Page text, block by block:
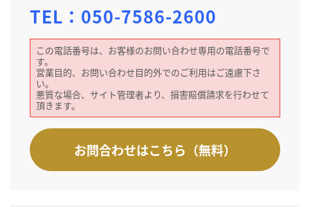
TEL： 050-7586-2600
この電話番号は、お客様のお問い合わせ専用の電話番号で
す。
営業目的、お問い合わせ目的外でのご利用はご遠慮下さ
い。
悪質な場合、サイト管理者より、損害賠償請求を行わせて
頂きます。
お問合わせはこちら（無料）